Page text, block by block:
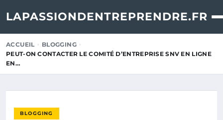
LAPASSIONDENTREPRENDRE.FR
ACCUEIL
BLOGGING
PEUT-ON CONTACTER LE COMITÉ D’ENTREPRISE SNV EN LIGNE
EN…
BLOGGING